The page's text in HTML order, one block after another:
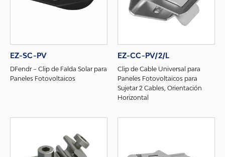
EZ-SC-PV
DFendr – Clip de Falda Solar para
Paneles Fotovoltaicos
EZ-CC-PV/2/L
Clip de Cable Universal para
Paneles Fotovoltaicos para
Sujetar 2 Cables, Orientación
Horizontal